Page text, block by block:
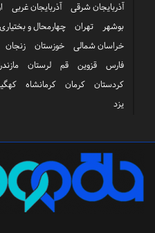
آذربایجان شرقی آذربایجان غربی
بوشهر
تهران چهارمحال و بختیاری
خراسان شمالی
خوزستان زنجان
فارس
قزوین قم لرستان
کردستان
کرمان کرمانشاه
یزد